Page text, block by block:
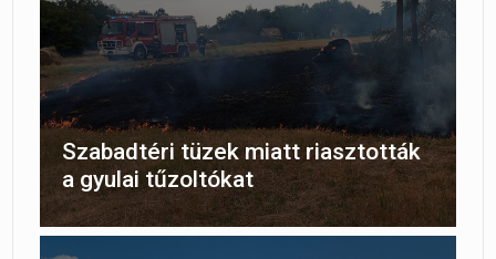
Szabadtéri tüzek miatt riasztották
a gyulai tűzoltókat